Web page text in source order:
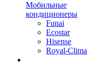
Мобильные
кондиционеры
Funai
Ecostar
Hisense
Royal-Clima